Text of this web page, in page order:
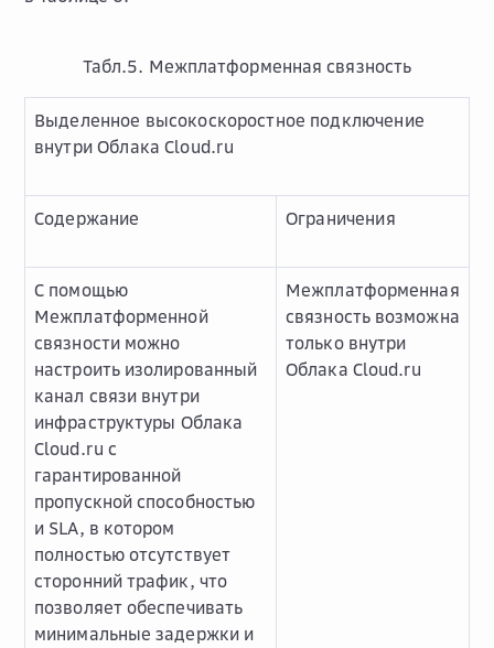
Табл.5. Межплатформенная связность
Выделенное высокоскоростное подключение
внутри Облака Cloud.ru
Содержание Ограничения
С помощью
Межплатформенной
связности можно
настроить изолированный
канал связи внутри
инфраструктуры Облака
Cloud.ru с
гарантированной
пропускной способностью
и SLA, в котором
полностью отсутствует
сторонний трафик, что
позволяет обеспечивать
минимальные задержки и
Межплатформенная
связность возможна
только внутри
Облака Сloud.ru